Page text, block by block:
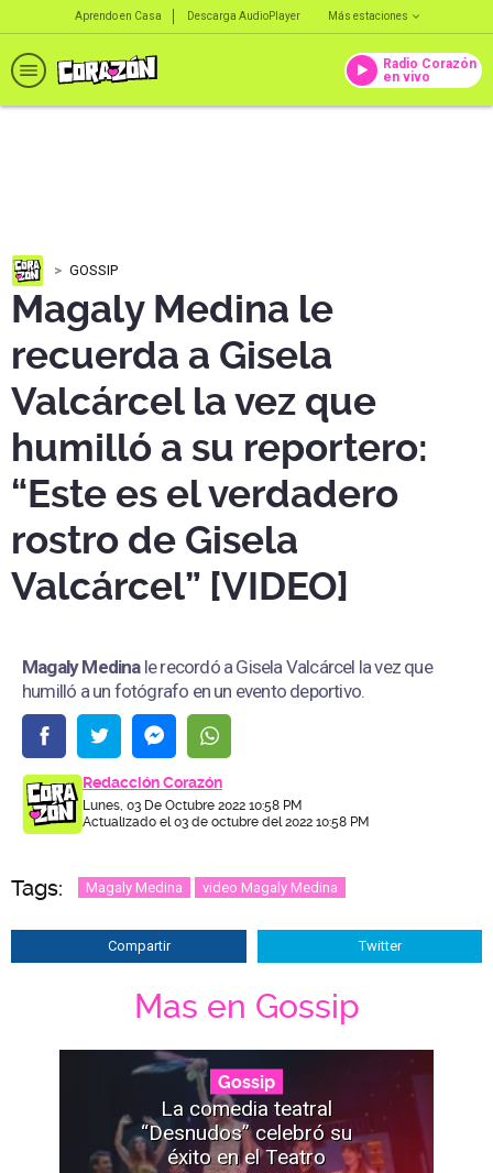
Aprendo en Casa Descarga AudioPlayer Más estaciones
Radio Corazón
en vivo
GOSSIP
Magaly Medina le
recuerda a Gisela
Valcárcel la vez que
humilló a su reportero:
“Este es el verdadero
rostro de Gisela
Valcárcel” [VIDEO]
Magaly Medinale recordó a Gisela Valcárcel la vez que
humilló a un fotógrafo en un evento deportivo.
Redacción Corazón
Lunes, 03 De Octubre 2022 10:58 PM
Actualizado el 03 de octubre del 2022 10:58 PM
Tags: Magaly Medina video Magaly Medina
Compartir Twitter
Mas en Gossip
Gossip
La comedia teatral
“Desnudos” celebró su
éxito en el Teatro